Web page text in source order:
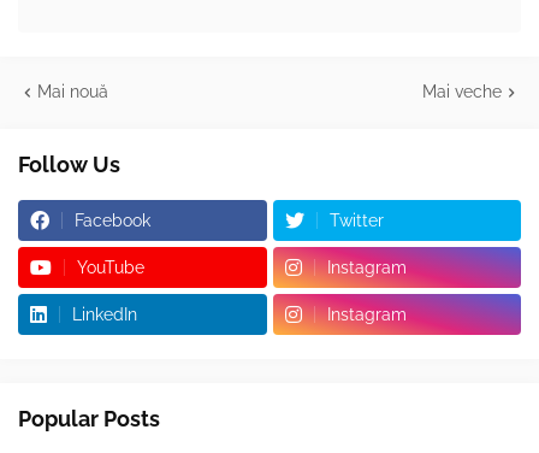
Mai nouă Mai veche
Follow Us
Facebook Twitter
YouTube Instagram
LinkedIn Instagram
Popular Posts